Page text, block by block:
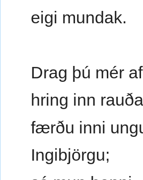
eigi mundak.
Drag þú mér
hring inn
færðu inni
Ingibjörgu;